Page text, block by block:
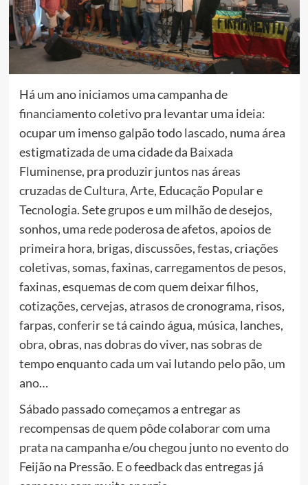
Há um ano iniciamos uma campanha de
financiamento coletivo pra levantar uma ideia:
ocupar um imenso galpão todo lascado, numa área
estigmatizada de uma cidade da Baixada
Fluminense, pra produzir juntos nas áreas
cruzadas de Cultura, Arte, Educação Popular e
Tecnologia. Sete grupos e um milhão de desejos,
sonhos, uma rede poderosa de afetos, apoios de
primeira hora, brigas, discussões, festas, criações
coletivas, somas, faxinas, carregamentos de pesos,
faxinas, esquemas de comquem deixar filhos,
cotizações, cervejas, atrasos de cronograma, risos,
farpas, conferir se tá caindo água, música, lanches,
obra, obras, nas dobras do viver, nas sobras de
tempo enquanto cada um vai lutando pelo pão, um
ano…
Sábado passado começamos a entregar as
recompensas de quem pôde colaborar com uma
prata na campanha e/ou chegou junto no evento do
Feijão na Pressão. E o feedback das entregas já